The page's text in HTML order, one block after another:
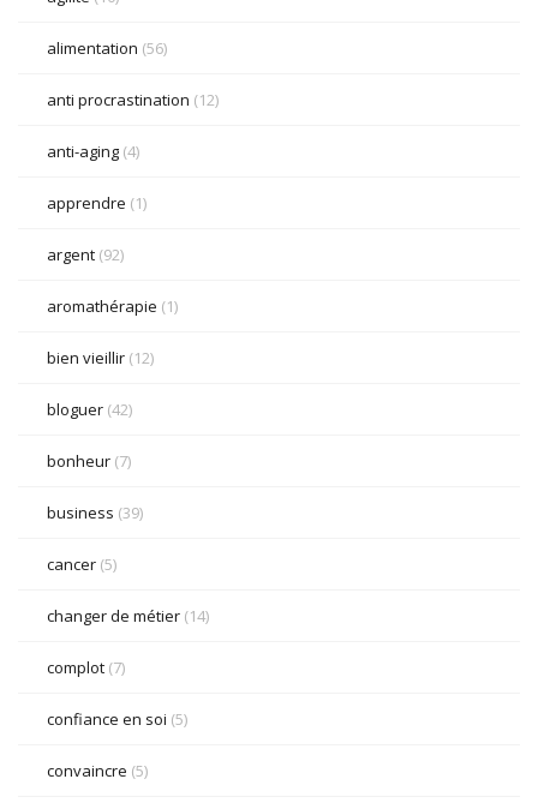
alimentation (56)
anti procrastination (12)
anti-aging (4)
apprendre (1)
argent (92)
aromathérapie (1)
bien vieillir (12)
bloguer (42)
bonheur (7)
business (39)
cancer (5)
changer de métier (14)
complot (7)
confiance en soi (5)
convaincre (5)